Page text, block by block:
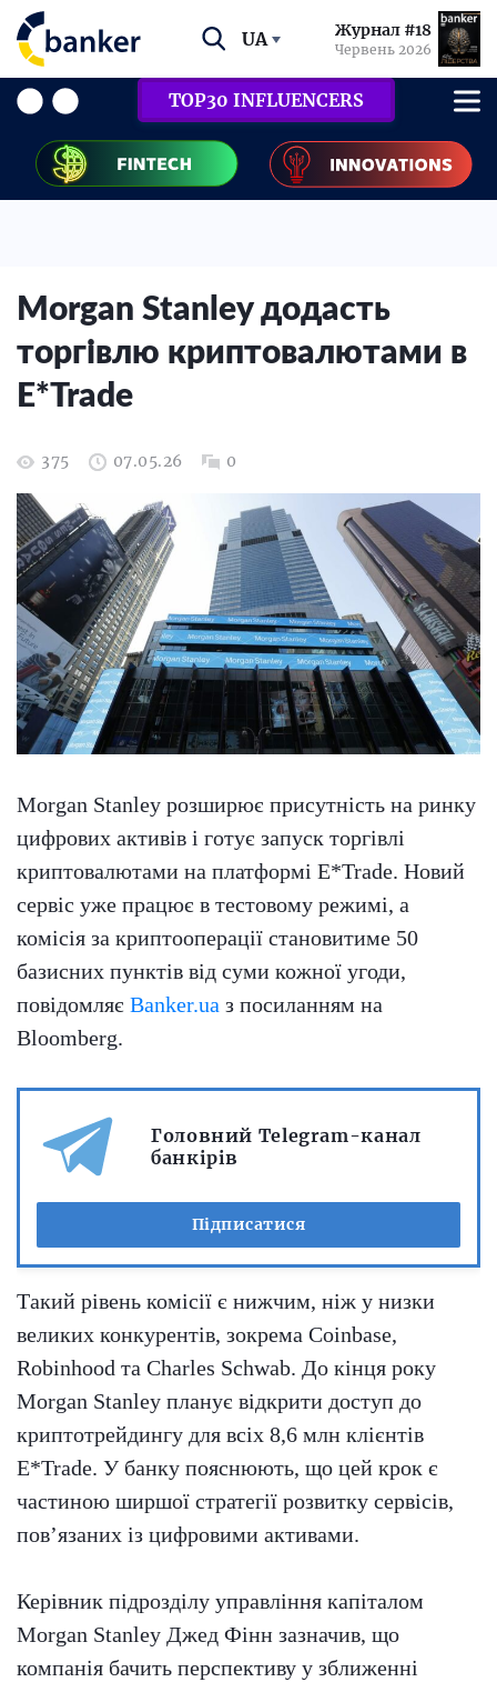
UA Журнал #18
Червень 2026
TOP30 INFLUENCERS
Morgan Stanley додасть
торгівлю криптовалютами в
E*Trade
375 07.05.26 0
Morgan Stanley розширює присутність на ринку
цифрових активів і готує запуск торгівлі
криптовалютами на платформі E*Trade. Новий
сервіс уже працює в тестовому режимі, а
комісія за криптооперації становитиме 50
базисних пунктів від суми кожної угоди,
повідомляє Banker.ua з посиланням на
Bloomberg.
Головний Telegram-канал
банкірів
Підписатися
Такий рівень комісії є нижчим, ніж у низки
великих конкурентів, зокрема Coinbase,
Robinhood та Charles Schwab. До кінця року
Morgan Stanley планує відкрити доступ до
криптотрейдингу для всіх 8,6 млн клієнтів
E*Trade. У банку пояснюють, що цей крок є
частиною ширшої стратегії розвитку сервісів,
пов’язаних із цифровими активами.
Керівник підрозділу управління капіталом
Morgan Stanley Джед Фінн зазначив, що
компанія бачить перспективу у зближенні